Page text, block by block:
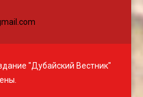
"Дубайский Вестник"